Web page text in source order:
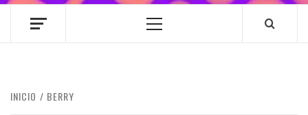
Menú
INICIO BERRY